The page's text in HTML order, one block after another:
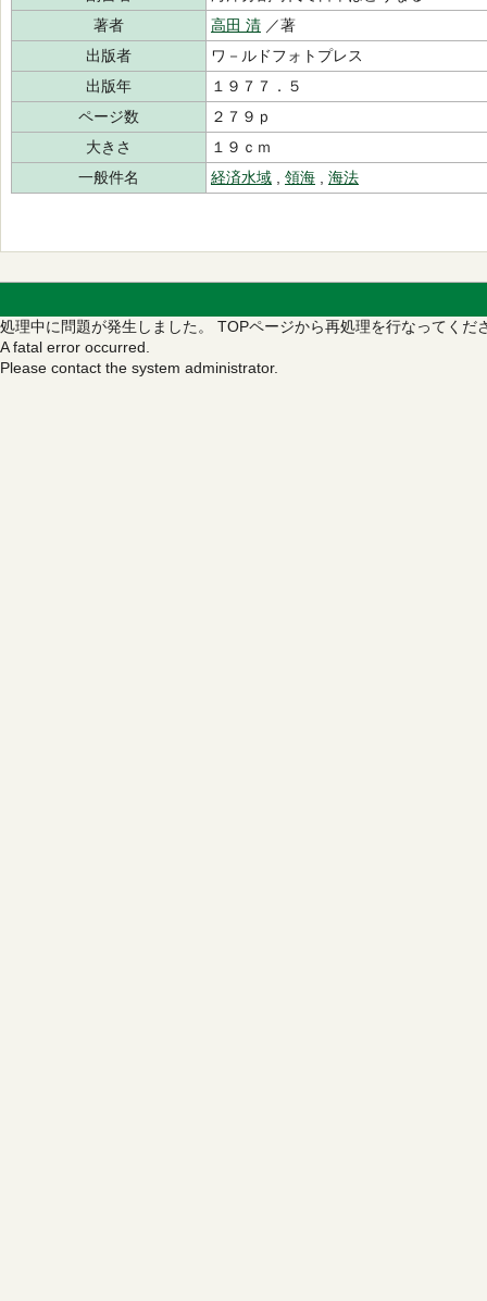
著者
高田 清 ／著
出版者
ワ－ルドフォトプレス
出版年
１９７７．５
ページ数
２７９ｐ
大きさ
１９ｃｍ
一般件名
経済水域 領海 海法
処理中に問題が発生しました。 TOPページから再処理を行なってくだ
A fatal error occurred.
Please contact the system administrator.